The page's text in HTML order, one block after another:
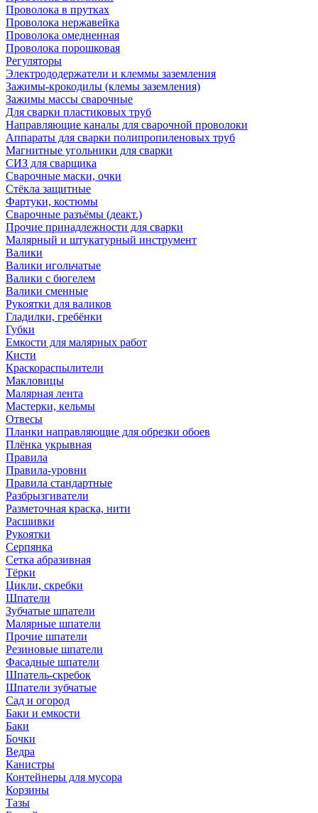
Проволока в прутках
Проволока нержавейка
Проволока омедненная
Проволока порошковая
Регуляторы
Электрододержатели и клеммы заземления
Зажимы-крокодилы (клемы заземления)
Зажимы массы сварочные
Для сварки пластиковых труб
Направляющие каналы для сварочной проволоки
Аппараты для сварки полипропиленовых труб
Магнитные угольники для сварки
СИЗ для сварщика
Сварочные маски, очки
Стёкла защитные
Фартуки, костюмы
Сварочные разъёмы (деакт.)
Прочие принадлежности для сварки
Малярный и штукатурный инструмент
Валики
Валики игольчатые
Валики с бюгелем
Валики сменные
Рукоятки для валиков
Гладилки, гребёнки
Губки
Емкости для малярных работ
Кисти
Краскораспылители
Макловицы
Малярная лента
Мастерки, кельмы
Отвесы
Планки направляющие для обрезки обоев
Плёнка укрывная
Правила
Правила-уровни
Правила стандартные
Разбрызгиватели
Разметочная краска, нити
Расшивки
Рукоятки
Серпянка
Сетка абразивная
Тёрки
Цикли, скребки
Шпатели
Зубчатые шпатели
Малярные шпатели
Прочие шпатели
Резиновые шпатели
Фасадные шпатели
Шпатель-скребок
Шпатели зубчатые
Сад и огород
Баки и емкости
Баки
Бочки
Ведра
Канистры
Контейнеры для мусора
Корзины
Тазы